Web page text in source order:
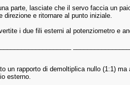
parte, lasciate che il servo faccia un
direzione e ritornare al punto iniziale.
i due fili esterni al potenziometro e
un rapporto di demoltiplica nullo (1:1)
esterno.